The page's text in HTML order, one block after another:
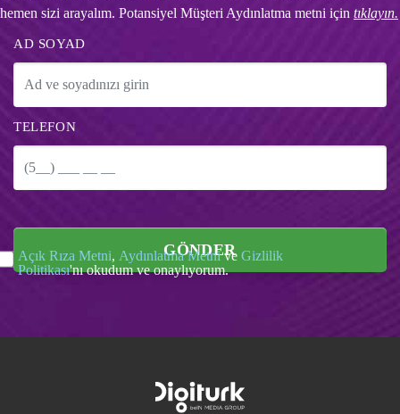
hemen sizi arayalım. Potansiyel Müşteri Aydınlatma metni için tıklayın.
AD SOYAD
TELEFON
GÖNDER
Açık Rıza Metni, Aydınlatma Metnive Gizlilik
Politikası'nı okudum ve onaylıyorum.